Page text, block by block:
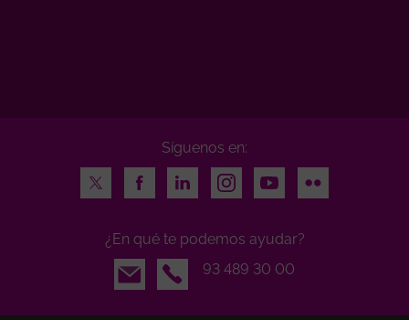
Síguenos en:
Twitter
FacebookLinkedInInstagramYoutubeFlickr
¿En qué te podemos ayudar?
Email
93 489 30 00